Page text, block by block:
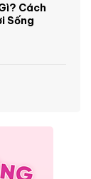
Cách
Sống